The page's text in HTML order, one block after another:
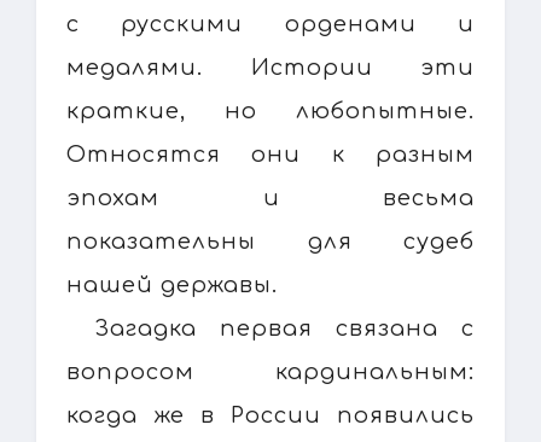
с русскими орденами и
медалями. Истории эти
краткие, но любопытные.
Относятся они к разным
эпохам и весьма
показательны для судеб
нашей державы.
Загадка первая связана с
вопросом кардинальным:
когда же в России появились